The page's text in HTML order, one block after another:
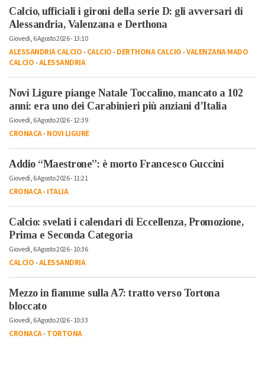
Calcio, ufficiali i gironi della serie D: gli avversari di
Alessandria, Valenzana e Derthona
Giovedì, 6 Agosto 2026 - 13:10
ALESSANDRIA CALCIO-CALCIO-DERTHONA CALCIO-VALENZANA MADO
CALCIO-ALESSANDRIA
Novi Ligure piange Natale Toccalino, mancato a 102
anni: era uno dei Carabinieri più anziani d’Italia
Giovedì, 6 Agosto 2026 - 12:39
CRONACA-NOVI LIGURE
Addio “Maestrone”: è morto Francesco Guccini
Giovedì, 6 Agosto 2026 - 11:21
CRONACA-ITALIA
Calcio: svelati i calendari di Eccellenza, Promozione,
Prima e Seconda Categoria
Giovedì, 6 Agosto 2026 - 10:36
CALCIO-ALESSANDRIA
Mezzo in fiamme sulla A7: tratto verso Tortona
bloccato
Giovedì, 6 Agosto 2026 - 10:33
CRONACA-TORTONA